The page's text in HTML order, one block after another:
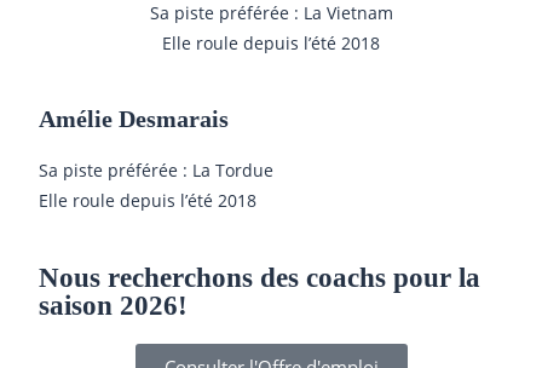
Sa piste préférée : La Vietnam
Elle roule depuis l’été 2018
Amélie Desmarais
Sa piste préférée : La Tordue
Elle roule depuis l’été 2018
Nous recherchons des coachs pour la
saison 2026!